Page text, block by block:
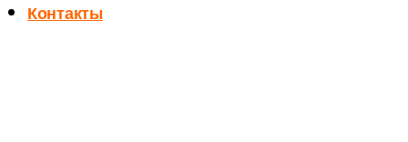
Контакты